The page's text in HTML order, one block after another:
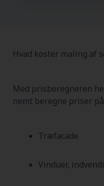
Hvad koster maling af
Med prisberegneren
nemt beregne priser
Træfacade
Vinduer,